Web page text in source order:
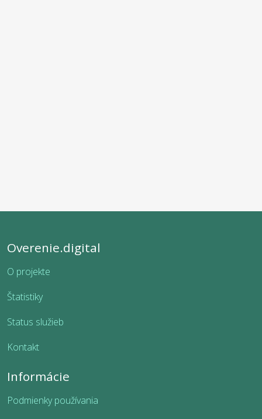
Overenie.digital
O projekte
Štatistiky
Status služieb
Kontakt
Informácie
Podmienky používania